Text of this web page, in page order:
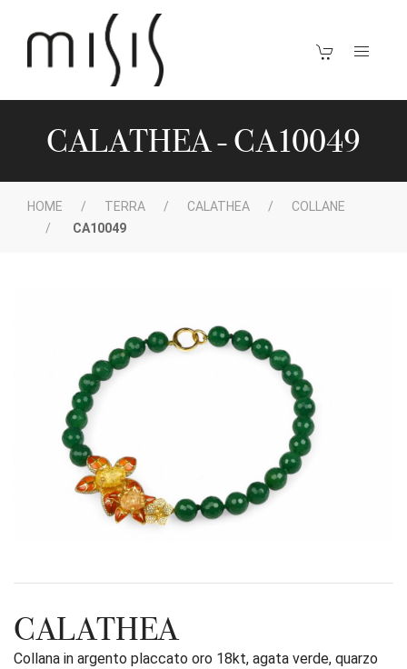
CALATHEA - CA10049
HOME TERRA CALATHEA
COLLANE
CA10049
CALATHEA
Collana in argento placcato oro 18kt, agata verde, quarzo